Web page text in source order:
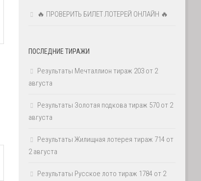
🔥 ПРОВЕРИТЬ БИЛЕТ ЛОТЕРЕЙ ОНЛАЙН 🔥
ПОСЛЕДНИЕ ТИРАЖИ
Результаты Мечталлион тираж 203 от 2
августа
Результаты Золотая подкова тираж 570 от 2
августа
Результаты Жилищная лотерея тираж 714 от
2 августа
Результаты Русское лото тираж 1784 от 2